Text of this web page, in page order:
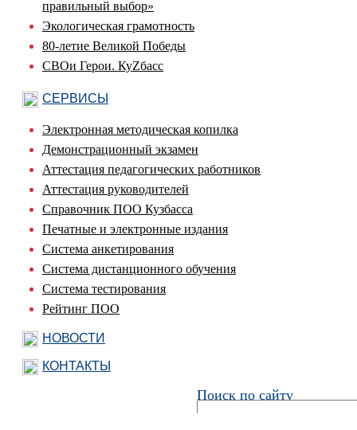
Поиск по сайту
правильный выбор»
Экологическая грамотность
80-летие Великой Победы
СВОи Герои. КуZбасс
СЕРВИСЫ
Электронная методическая копилка
Демонстрационный экзамен
Аттестация педагогических работников
Аттестация руководителей
Справочник ПОО Кузбасса
Печатные и электронные издания
Система анкетирования
Система дистанционного обучения
Система тестирования
Рейтинг ПОО
НОВОСТИ
КОНТАКТЫ